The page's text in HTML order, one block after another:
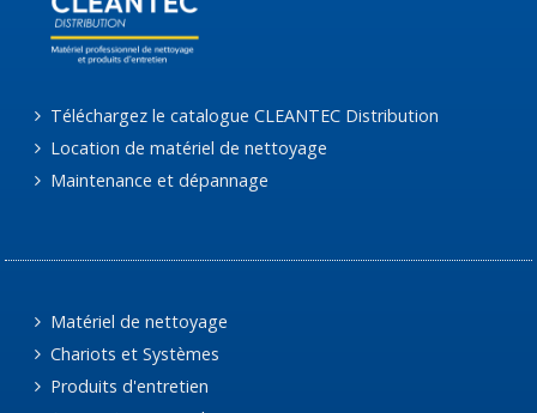
Téléchargez le catalogue CLEANTEC Distribution
Location de matériel de nettoyage
Maintenance et dépannage
Matériel de nettoyage
Chariots et Systèmes
Produits d'entretien